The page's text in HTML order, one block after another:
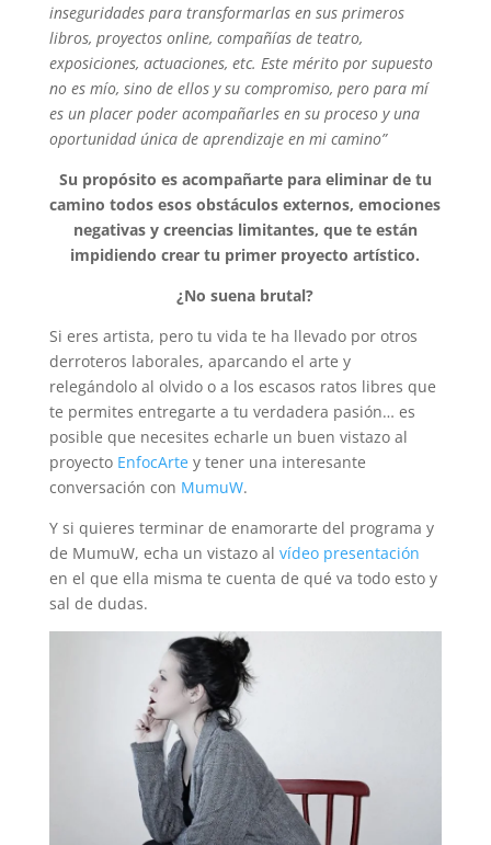
inseguridades para transformarlas en sus primeros
libros, proyectos online, compañías de teatro,
exposiciones, actuaciones, etc. Este mérito por supuesto
no es mío, sino de ellos y su compromiso, pero para mí
es un placer poder acompañarles en su proceso y una
oportunidad única de aprendizaje en mi camino”
Su propósito es acompañarte para eliminar de tu
camino todos esos obstáculos externos, emociones
negativas y creencias limitantes, que te están
impidiendo crear tu primer proyecto artístico.
¿No suena brutal?
Si eres artista, pero tu vida te ha llevado por otros
derroteros laborales, aparcando el arte y
relegándolo al olvido o a los escasos ratos libres que
te permites entregarte a tu verdadera pasión… es
posible que necesites echarle un buen vistazo al
proyecto EnfocArtey tener una interesante
conversación con MumuW.
Y si quieres terminar de enamorarte del programa y
de MumuW, echa un vistazo al vídeo presentación
en el que ella misma te cuenta de qué va todo esto y
sal de dudas.